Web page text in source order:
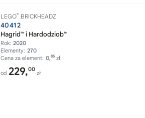
LEGO® BRICKHEADZ
40412
Hagrid™ i Hardodziob™
Rok: 2020
Elementy: 270
Cena za element: 0,85 zł
od 229,00
zł